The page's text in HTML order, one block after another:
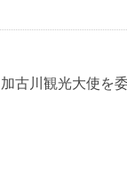
古川観光大使を